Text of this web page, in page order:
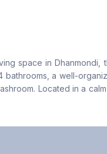
1
space in Dhanmondi,
a well-
Located in a